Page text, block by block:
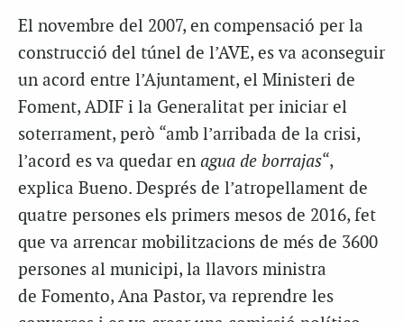
El novembre del 2007, en compensació per la
construcció del túnel de l’AVE, es va aconseguir
un acord entre l’Ajuntament, el Ministeri de
Foment, ADIF i la Generalitat per iniciar el
soterrament, però “amb l’arribada de la crisi,
l’acord es va quedar en agua de borrajas“,
explica Bueno. Després de l’atropellament de
quatre persones els primers mesos de 2016, fet
que va arrencar mobilitzacions de més de 3600
persones al municipi, la llavors ministra
de Fomento, Ana Pastor, va reprendre les